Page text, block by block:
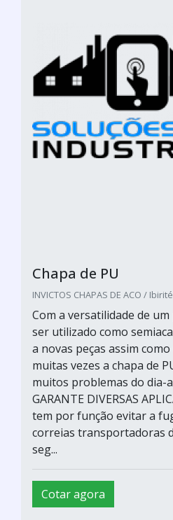
Chapa de PU
INVICTOS CHAPAS DE ACO /
Com a versatilidade de
ser utilizado como
a novas peças assim
muitas vezes a chapa de
muitos problemas do dia-
GARANTE DIVERSAS
tem por função evitar a
correias transportadoras
seg...
Cotar agora